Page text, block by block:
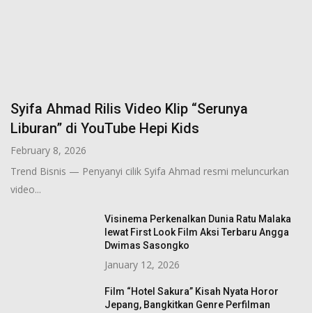
Syifa Ahmad Rilis Video Klip “Serunya
Liburan” di YouTube Hepi Kids
February 8, 2026
Trend Bisnis — Penyanyi cilik Syifa Ahmad resmi meluncurkan
video...
Visinema Perkenalkan Dunia Ratu Malaka
lewat First Look Film Aksi Terbaru Angga
Dwimas Sasongko
January 12, 2026
Film “Hotel Sakura” Kisah Nyata Horor
Jepang, Bangkitkan Genre Perfilman